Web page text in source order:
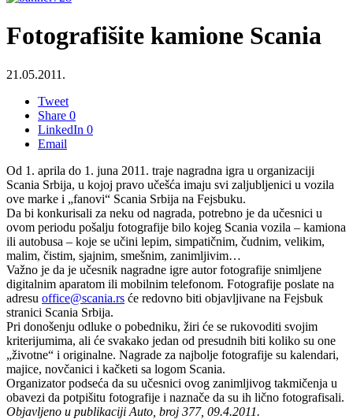
Fotografišite kamione Scania
21.05.2011.
Tweet
Share 0
LinkedIn 0
Email
Od 1. aprila do 1. juna 2011. traje nagradna igra u organizaciji
Scania Srbija, u kojoj pravo učešća imaju svi zaljubljenici u vozila
ove marke i „fanovi“ Scania Srbija na Fejsbuku.
Da bi konkurisali za neku od nagrada, potrebno je da učesnici u
ovom periodu pošalju fotografije bilo kojeg Scania vozila – kamiona
ili autobusa – koje se učini lepim, simpatičnim, čudnim, velikim,
malim, čistim, sjajnim, smešnim, zanimljivim…
Važno je da je učesnik nagradne igre autor fotografije snimljene
digitalnim aparatom ili mobilnim telefonom. Fotografije poslate na
adresu office@scania.rs će redovno biti objavljivane na Fejsbuk
stranici Scania Srbija.
Pri donošenju odluke o pobedniku, žiri će se rukovoditi svojim
kriterijumima, ali će svakako jedan od presudnih biti koliko su one
„životne“ i originalne. Nagrade za najbolje fotografije su kalendari,
majice, novčanici i kačketi sa logom Scania.
Organizator podseća da su učesnici ovog zanimljivog takmičenja u
obavezi da potpišitu fotografije i naznače da su ih lično fotografisali.
Objavljeno u publikaciji Auto, broj 377, 09.4.2011.